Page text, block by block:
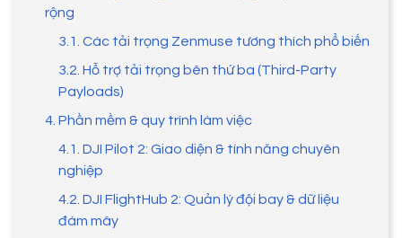
rộng
3.1. Các tải trọng Zenmuse tương thích phổ biến
3.2. Hỗ trợ tải trọng bên thứ ba (Third-Party
Payloads)
4. Phần mềm & quy trình làm việc
4.1. DJI Pilot 2: Giao diện & tính năng chuyên
nghiệp
4.2. DJI FlightHub 2: Quản lý đội bay & dữ liệu
đám mây